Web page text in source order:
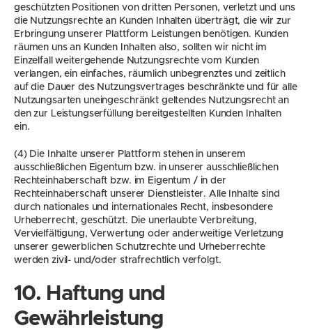
geschützten Positionen von dritten Personen, verletzt und uns
die Nutzungsrechte an Kunden Inhalten überträgt, die wir zur
Erbringung unserer Plattform Leistungen benötigen. Kunden
räumen uns an Kunden Inhalten also, sollten wir nicht im
Einzelfall weitergehende Nutzungsrechte vom Kunden
verlangen, ein einfaches, räumlich unbegrenztes und zeitlich
auf die Dauer des Nutzungsvertrages beschränkte und für alle
Nutzungsarten uneingeschränkt geltendes Nutzungsrecht an
den zur Leistungserfüllung bereitgestellten Kunden Inhalten
ein.
(4) Die Inhalte unserer Plattform stehen in unserem
ausschließlichen Eigentum bzw. in unserer ausschließlichen
Rechteinhaberschaft bzw. im Eigentum / in der
Rechteinhaberschaft unserer Dienstleister. Alle Inhalte sind
durch nationales und internationales Recht, insbesondere
Urheberrecht, geschützt. Die unerlaubte Verbreitung,
Vervielfältigung, Verwertung oder anderweitige Verletzung
unserer gewerblichen Schutzrechte und Urheberrechte
werden zivil- und/oder strafrechtlich verfolgt.
10. Haftung und
Gewährleistung